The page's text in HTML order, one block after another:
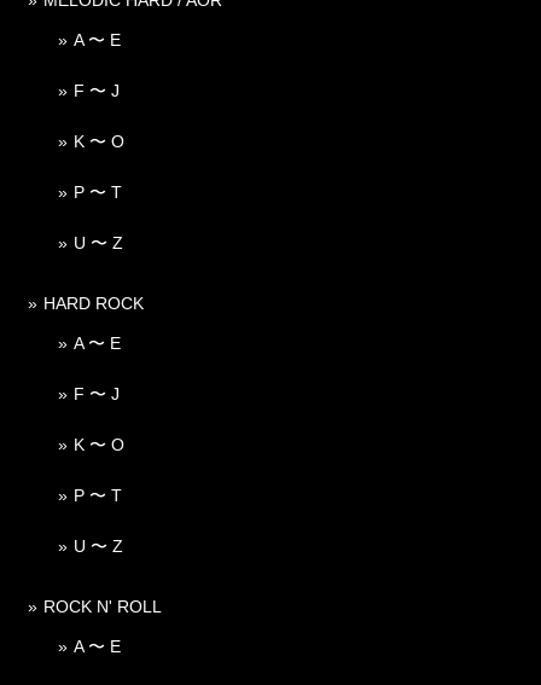
A 〜 E
F 〜 J
K 〜 O
P 〜 T
U 〜 Z
HARD ROCK
A 〜 E
F 〜 J
K 〜 O
P 〜 T
U 〜 Z
ROCK N' ROLL
A 〜 E